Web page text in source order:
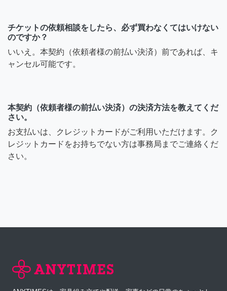
チケットの依頼相談をしたら、必ず買わなくてはいけない
のですか？
いいえ。本契約（依頼者様の前払い決済）前であれば、キ
ャンセル可能です。
本契約（依頼者様の前払い決済）の決済方法を教えてくだ
さい。
お支払いは、クレジットカードがご利用いただけます。ク
レジットカードをお持ちでない方は事務局までご連絡くだ
さい。